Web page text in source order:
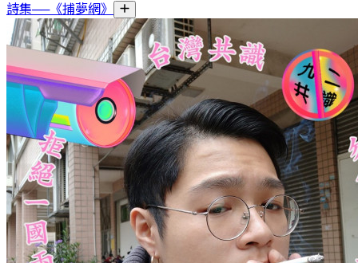
詩集──《捕夢網》